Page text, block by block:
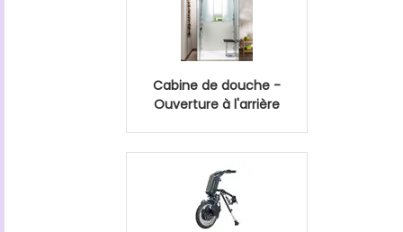
Cabine de douche -
Ouverture à l'arrière